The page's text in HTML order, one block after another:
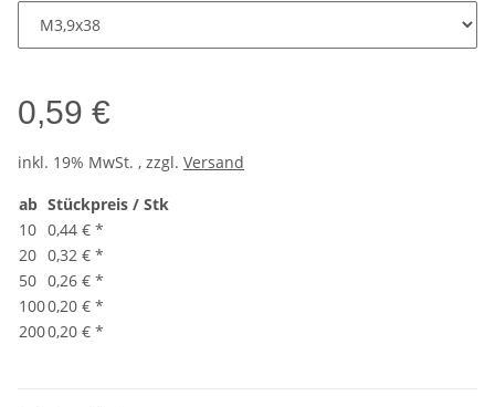
0,59 €
inkl. 19% MwSt. , zzgl. Versand
ab Stückpreis / Stk
10 0,44 € *
20 0,32 € *
50 0,26 € *
1000,20 € *
2000,20 € *